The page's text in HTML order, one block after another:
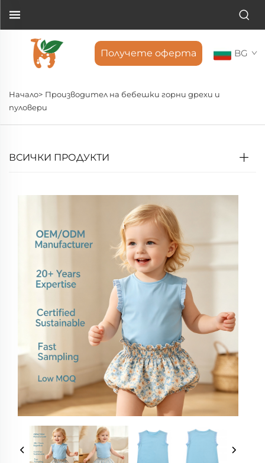
Получете оферта BG
Начало> Производител на бебешки горни дрехи и
пуловери
ВСИЧКИ ПРОДУКТИ